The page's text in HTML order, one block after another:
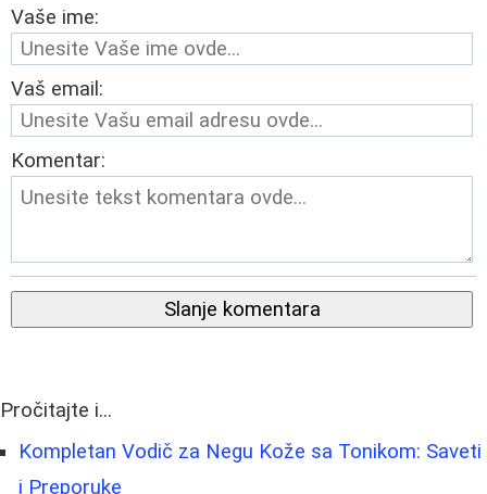
Vaše ime:
Vaš email:
Komentar:
Slanje komentara
Pročitajte i...
Kompletan Vodič za Negu Kože sa Tonikom: Saveti
i Preporuke